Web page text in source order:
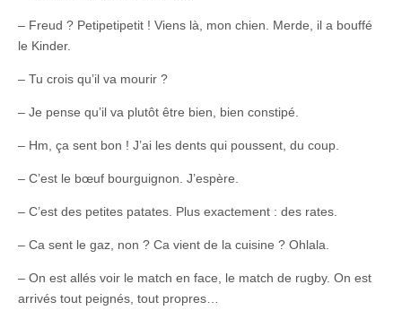
– Freud ? Petipetipetit ! Viens là, mon chien. Merde, il a bouffé
le Kinder.
– Tu crois qu’il va mourir ?
– Je pense qu’il va plutôt être bien, bien constipé.
– Hm, ça sent bon ! J’ai les dents qui poussent, du coup.
– C’est le bœuf bourguignon. J’espère.
– C’est des petites patates. Plus exactement : des rates.
– Ca sent le gaz, non ? Ca vient de la cuisine ? Ohlala.
– On est allés voir le match en face, le match de rugby. On est
arrivés tout peignés, tout propres…